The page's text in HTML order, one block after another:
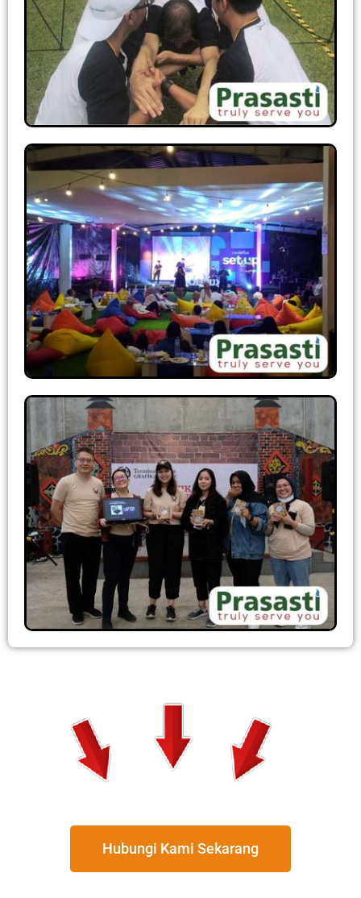
Hubungi Kami Sekarang